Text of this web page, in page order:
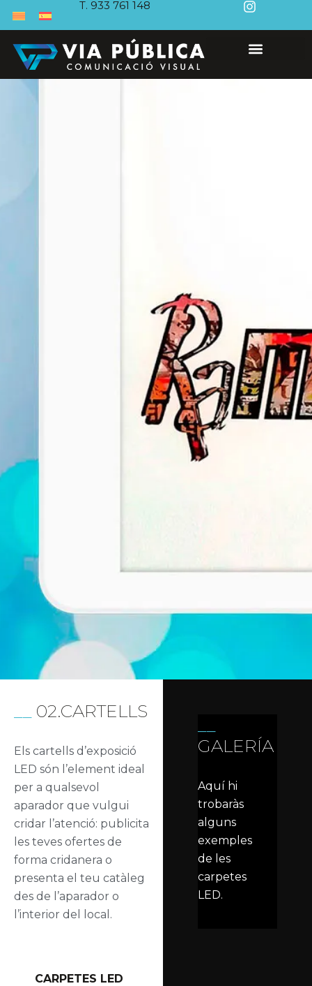
T. 933 761 148
02.CARTELLS
Els cartells d’exposició
LED són l’element ideal
per a qualsevol
aparador que vulgui
cridar l’atenció: publicita
les teves ofertes de
forma cridanera o
presenta el teu catàleg
des de l’aparador o
l’interior del local.
CARPETES LED
GALERÍA
Aquí hi
trobaràs
alguns
exemples
de les
carpetes
LED.